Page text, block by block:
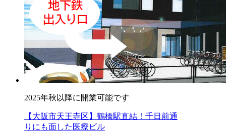
2025年秋以降に開業可能です
【大阪市天王寺区】鶴橋駅直結！千日前通
りにも面した医療ビル